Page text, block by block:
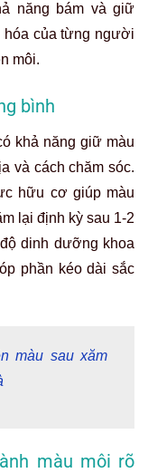
năng bám và giữ
hóa của từng người
môi.
bình
khả năng giữ màu
và cách chăm sóc.
hữu cơ giúp màu
lại định kỳ sau 1-2
dinh dưỡng khoa
phần kéo dài sắc
màu sau xăm
màu môi rõ